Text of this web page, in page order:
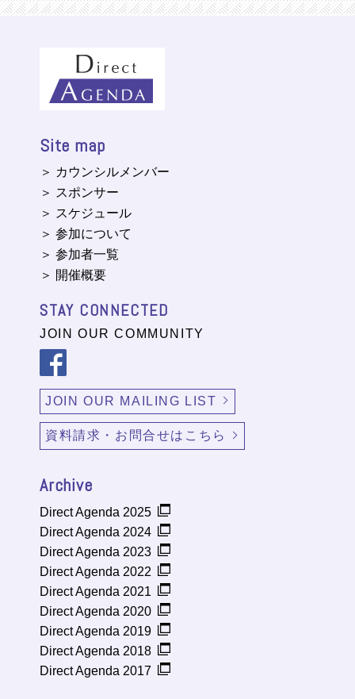
Site map
＞ カウンシルメンバー
＞ スポンサー
＞ スケジュール
＞ 参加について
＞ 参加者一覧
＞ 開催概要
STAY CONNECTED
JOIN OUR COMMUNITY
JOIN OUR MAILING LIST
資料請求・お問合せはこちら
Archive
Direct Agenda 2025
Direct Agenda 2024
Direct Agenda 2023
Direct Agenda 2022
Direct Agenda 2021
Direct Agenda 2020
Direct Agenda 2019
Direct Agenda 2018
Direct Agenda 2017